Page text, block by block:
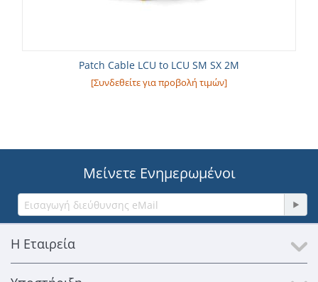
Patch Cable LCU to LCU SM SX 2M
[Συνδεθείτε για προβολή τιμών]
Μείνετε Ενημερωμένοι
Η Εταιρεία